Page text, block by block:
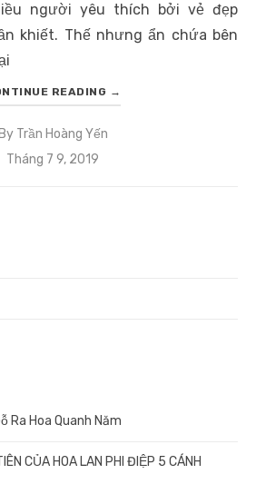
người yêu thích bởi vẻ đẹp
khiết. Thế nhưng ẩn chứa bên
READING →
Trần Hoàng Yến
Posted
Tháng 7 9, 2019
Ra Hoa Quanh Năm
CỦA HOA LAN PHI ĐIỆP 5 CÁNH